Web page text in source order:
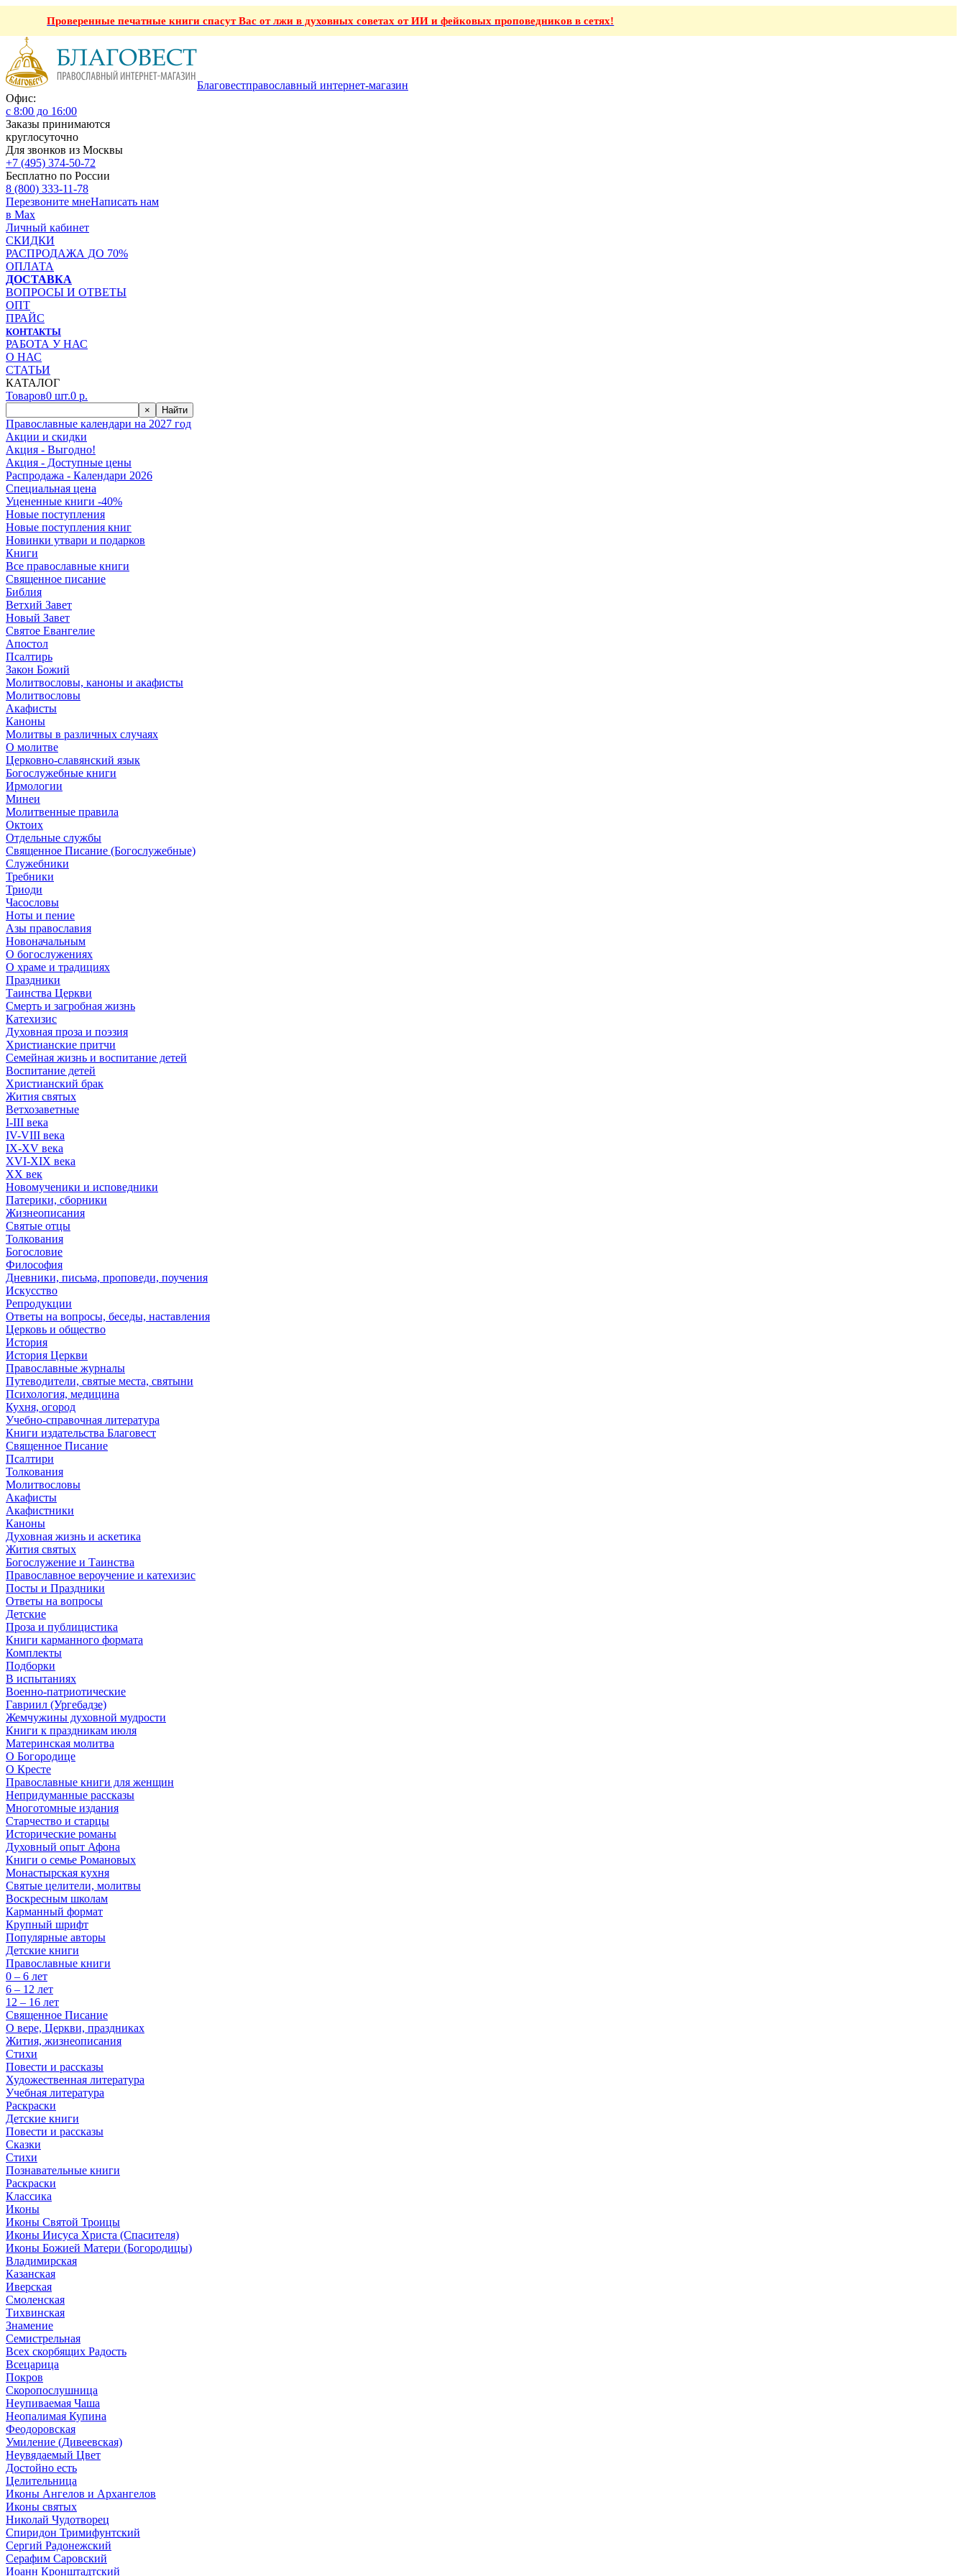
Проверенные печатные книги спасут Вас от лжи в духовных советах от ИИ и фейковых проповедников в сетях!
Благовестправославный интернет-магазин
Офис:
с 8:00 до 16:00
Заказы принимаются
круглосуточно
Для звонков из Москвы
+7 (495) 374-50-72
Бесплатно по России
8 (800) 333-11-78
Перезвоните мнеНаписать нам
в Max
Личный кабинет
СКИДКИ
РАСПРОДАЖА ДО 70%
ОПЛАТА
ДОСТАВКА
ВОПРОСЫ И ОТВЕТЫ
ОПТ
ПРАЙС
КОНТАКТЫ
РАБОТА У НАС
О НАС
СТАТЬИ
КАТАЛОГ
Товаров0 шт.0 р.
× Найти
Православные календари на 2027 год
Акции и скидки
Акция - Выгодно!
Акция - Доступные цены
Распродажа - Календари 2026
Специальная цена
Уцененные книги -40%
Новые поступления
Новые поступления книг
Новинки утвари и подарков
Книги
Все православные книги
Священное писание
Библия
Ветхий Завет
Новый Завет
Святое Евангелие
Апостол
Псалтирь
Закон Божий
Молитвословы, каноны и акафисты
Молитвословы
Акафисты
Каноны
Молитвы в различных случаях
О молитве
Церковно-славянский язык
Богослужебные книги
Ирмологии
Минеи
Молитвенные правила
Октоих
Отдельные службы
Священное Писание (Богослужебные)
Служебники
Требники
Триоди
Часословы
Ноты и пение
Азы православия
Новоначальным
О богослужениях
О храме и традициях
Праздники
Таинства Церкви
Смерть и загробная жизнь
Катехизис
Духовная проза и поэзия
Христианские притчи
Семейная жизнь и воспитание детей
Воспитание детей
Христианский брак
Жития святых
Ветхозаветные
I-III века
IV-VIII века
IX-XV века
XVI-XIX века
XX век
Новомученики и исповедники
Патерики, сборники
Жизнеописания
Святые отцы
Толкования
Богословие
Философия
Дневники, письма, проповеди, поучения
Искусство
Репродукции
Ответы на вопросы, беседы, наставления
Церковь и общество
История
История Церкви
Православные журналы
Путеводители, святые места, святыни
Психология, медицина
Кухня, огород
Учебно-справочная литература
Книги издательства Благовест
Священное Писание
Псалтири
Толкования
Молитвословы
Акафисты
Акафистники
Каноны
Духовная жизнь и аскетика
Жития святых
Богослужение и Таинства
Православное вероучение и катехизис
Посты и Праздники
Ответы на вопросы
Детские
Проза и публицистика
Книги карманного формата
Комплекты
Подборки
В испытаниях
Военно-патриотические
Гавриил (Ургебадзе)
Жемчужины духовной мудрости
Книги к праздникам июля
Материнская молитва
О Богородице
О Кресте
Православные книги для женщин
Непридуманные рассказы
Многотомные издания
Старчество и старцы
Исторические романы
Духовный опыт Афона
Книги о семье Романовых
Монастырская кухня
Святые целители, молитвы
Воскресным школам
Карманный формат
Крупный шрифт
Популярные авторы
Детские книги
Православные книги
0 – 6 лет
6 – 12 лет
12 – 16 лет
Священное Писание
О вере, Церкви, праздниках
Жития, жизнеописания
Стихи
Повести и рассказы
Художественная литература
Учебная литература
Раскраски
Детские книги
Повести и рассказы
Сказки
Стихи
Познавательные книги
Раскраски
Классика
Иконы
Иконы Святой Троицы
Иконы Иисуса Христа (Спасителя)
Иконы Божией Матери (Богородицы)
Владимирская
Казанская
Иверская
Смоленская
Тихвинская
Знамение
Семистрельная
Всех скорбящих Радость
Всецарица
Покров
Скоропослушница
Неупиваемая Чаша
Неопалимая Купина
Феодоровская
Умиление (Дивеевская)
Неувядаемый Цвет
Достойно есть
Целительница
Иконы Ангелов и Архангелов
Иконы святых
Николай Чудотворец
Спиридон Тримифунтский
Сергий Радонежский
Серафим Саровский
Иоанн Кронштадтский